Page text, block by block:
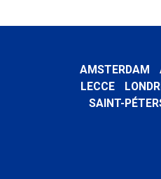
AMSTERDAM
LECCE
SAINT-